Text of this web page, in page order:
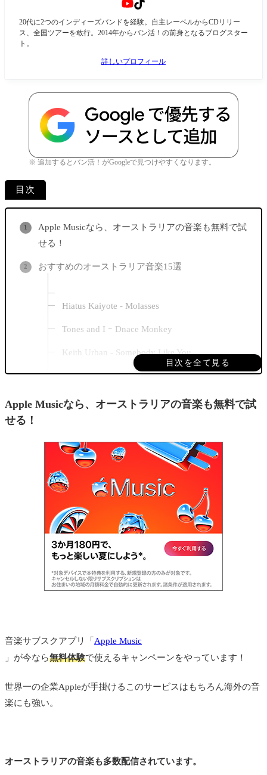
20代に2つのインディーズバンドを経験。自主レーベルからCDリリー
ス、全国ツアーを敢行。2014年からバン活！の前身となるブログスター
ト。
詳しいプロフィール
※ 追加するとバン活！がGoogleで見つけやすくなります。
目次
目次を全て見る
Apple Musicなら、オーストラリアの音楽も無料で試
せる！
おすすめのオーストラリア音楽15選
Hiatus Kaiyote - Molasses
Tones and I ｰ Dnace Monkey
Keith Urban - Somebody Like You
Yothu Yindi - Tribal Voice
Gotye - Somebody That I Used To Know (feat.
Delta Goodrem - Wings
Savage Garden - The Animal Song
AC/DC - For Those About To Rock (We Salute
You)
Jet - Are You Gonna Be My Girl
Rogue Traders - Watching You
Gwen Stefani - Hollaback Girl
オーストラリアのおすすめ音楽を連続再生できるプ
レイリスト
Apple Musicなら、オーストラリアの音楽も無料で試
せる！
音楽サブスクアプリ「 Apple Music
」が今なら無料体験で使えるキャンペーンをやっています！
世界一の企業Appleが手掛けるこのサービスはもちろん海外の音
楽にも強い。
オーストラリアの音楽も多数配信されています。